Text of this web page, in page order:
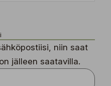
niin saat
jälleen saatavilla.